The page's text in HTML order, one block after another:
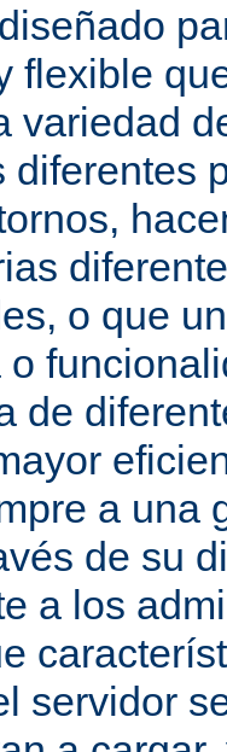
flexible
variedad
diferentes
o que
de
a una
de su
a los
servidor